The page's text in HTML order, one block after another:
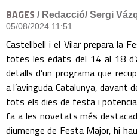
BAGES / Redacció/ Sergi
05/08/2024 11:51
Castellbell i el Vilar prepara la
totes les edats del 14 al 18
detalls d’un programa que
a l’avinguda Catalunya, davant
tots els dies de festa i
fa a les novetats més
diumenge de Festa Major, hi